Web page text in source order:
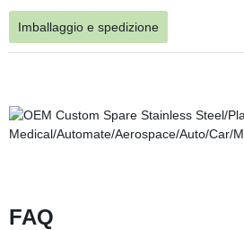
Imballaggio e spedizione
FAQ